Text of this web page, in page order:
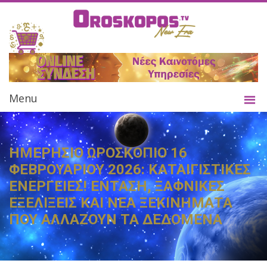
Menu
ΗΜΕΡΗΣΙΟ ΩΡΟΣΚΟΠΙΟ 16
ΦΕΒΡΟΥΑΡΙΟΥ 2026: ΚΑΤΑΙΓΙΣΤΙΚΕΣ
ΕΝΕΡΓΕΙΕΣ! ΕΝΤΑΣΗ, ΞΑΦΝΙΚΕΣ
ΕΞΕΛΙΞΕΙΣ ΚΑΙ ΝΕΑ ΞΕΚΙΝΗΜΑΤΑ
ΠΟΥ ΑΛΛΑΖΟΥΝ ΤΑ ΔΕΔΟΜΕΝΑ